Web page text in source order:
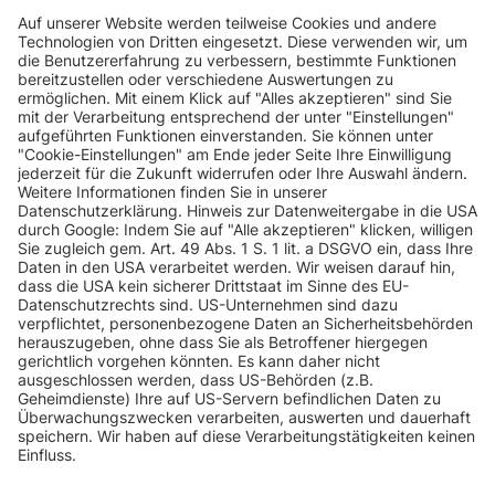
VW
Crafter
(2E../2F..)
Crafter 163 PS
VW
Crafter
(2E../2F..)
Crafter 136 PS
VW
Crafter
(2E../2F..)
Crafter 109 PS
VW
Crafter
(2E../2F..)
Crafter 163 PS
VW
Crafter
(2E../2F..)
Crafter 109 PS
VW
Crafter
(2E../2F..)
Crafter
VW
Crafter
(2E../2F..)
Crafter 136 PS
INFORMATIONEN
KUNDENSERVICE
INFORMATIONEN
ZAHLUNGSARTEN
KONTAKT